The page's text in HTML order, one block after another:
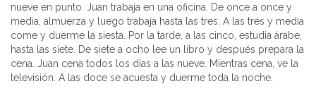
nueve en punto. Juan trabaja en una oficina. De once a once y
media, almuerza y luego trabaja hasta las tres. A las tres y media
come y duerme la siesta. Por la tarde, a las cinco, estudia árabe,
hasta las siete. De siete a ocho lee un libro y después prepara la
cena. Juan cena todos los días a las nueve. Mientras cena, ve la
televisión. A las doce se acuesta y duerme toda la noche.